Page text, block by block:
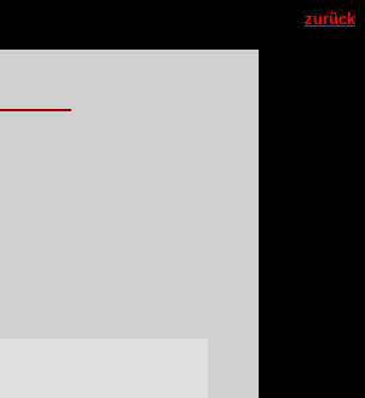
zurück